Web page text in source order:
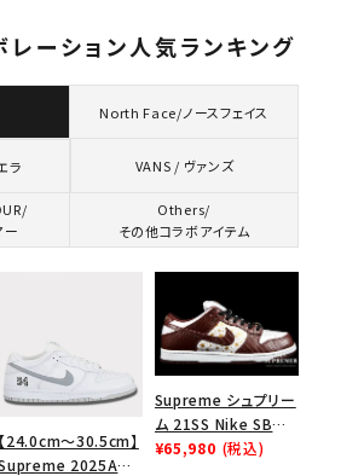
レーション人気ランキング
North Face/ノースフェイス
ラ VANS / ヴァンズ
ー
Others/
その他コラボアイテム
【24.0cm～30.5cm】
2025AW
Supreme シュプリー
ム 21SS Nike SB
Dunk Low ナイキSB
¥65,980 (税込)